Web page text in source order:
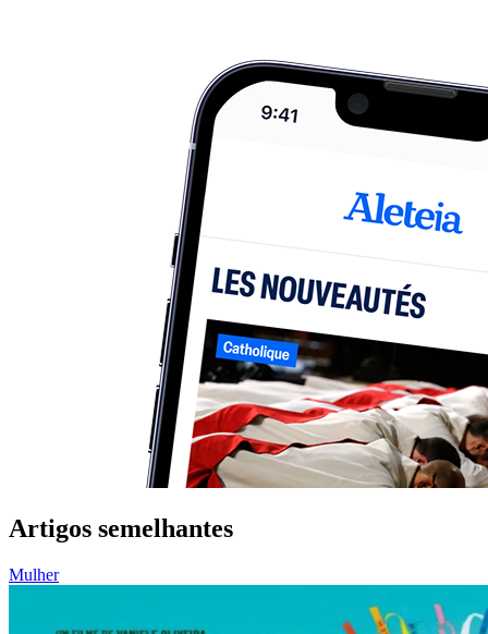
Artigos semelhantes
Mulher